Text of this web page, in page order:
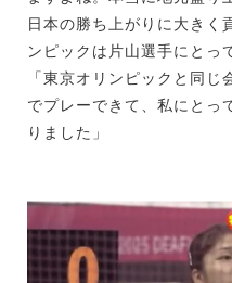
日本の勝ち上がりに大きく
ンピックは片山選手にとっ
「東京オリンピックと同
でプレーできて、私にとっ
りました」